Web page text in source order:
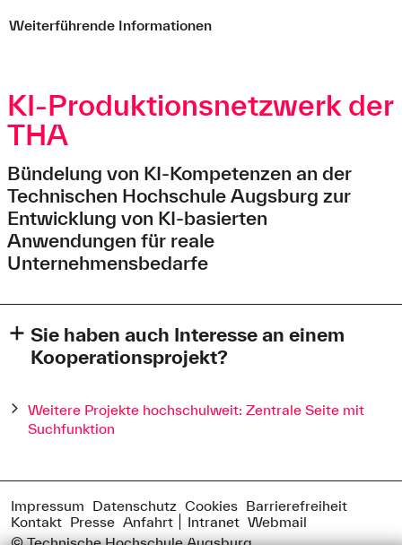
Weiterführende Informationen
KI-Produktionsnetzwerk der
THA
Bündelung von KI-Kompetenzen an der
Technischen Hochschule Augsburg zur
Entwicklung von KI-basierten
Anwendungen für reale
Unternehmensbedarfe
Sie haben auch Interesse an einem
Kooperationsprojekt?
mit der Technischen Hochschule Augsburg realisieren?
Gerne untersützen wir Sie bei Ihrem Vorhaben und
unverbindlich Kontakt zu uns auf mit unten angefügtem
Formular, telefonisch unter Tel. (0821) 5586-3292 oder
per E-Mailitw@hs-augsburg.de.
Weitere Projekte hochschulweit: Zentrale Seite mit
Suchfunktion
Impressum Datenschutz Cookies Barrierefreiheit
Kontakt Presse Anfahrt Intranet Webmail